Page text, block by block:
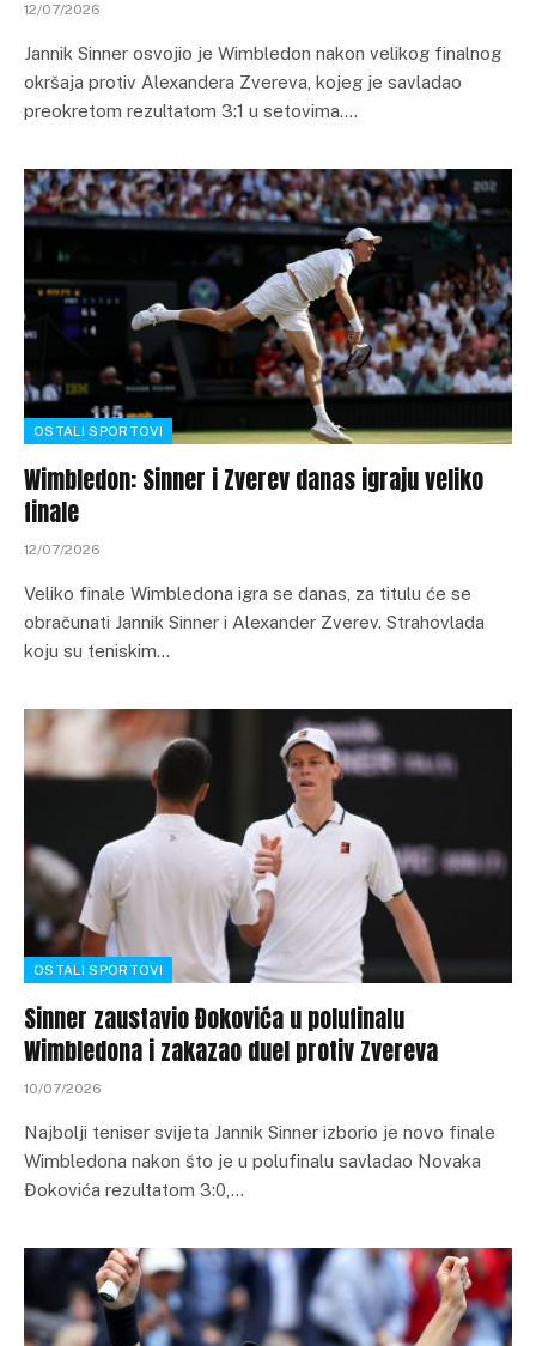
12/07/2026
Jannik Sinner osvojio je Wimbledon nakon velikog finalnog
okršaja protiv Alexandera Zvereva, kojeg je savladao
preokretom rezultatom 3:1 u setovima.…
OSTALI SPORTOVI
Wimbledon: Sinner i Zverev danas igraju veliko
finale
12/07/2026
Veliko finale Wimbledona igra se danas, za titulu će se
obračunati Jannik Sinner i Alexander Zverev. Strahovlada
koju su teniskim…
OSTALI SPORTOVI
Sinner zaustavio Đokovića u polufinalu
Wimbledona i zakazao duel protiv Zvereva
10/07/2026
Najbolji teniser svijeta Jannik Sinner izborio je novo finale
Wimbledona nakon što je u polufinalu savladao Novaka
Đokovića rezultatom 3:0,…